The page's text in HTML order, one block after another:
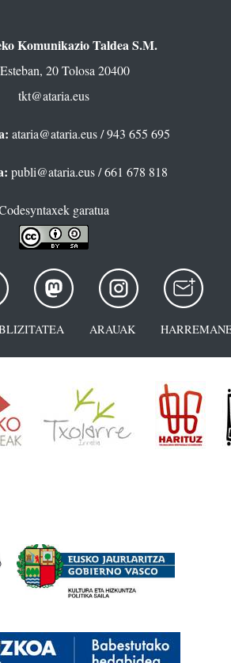
Komunikazio Taldea S.M.
20 Tolosa 20400
tkt@ataria.eus
ataria@ataria.eus/ 943 655 695
publi@ataria.eus/ 661 678 818
garatua
ARAUAK